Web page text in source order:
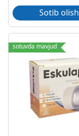
Sotib olish
sotuvda mavjud